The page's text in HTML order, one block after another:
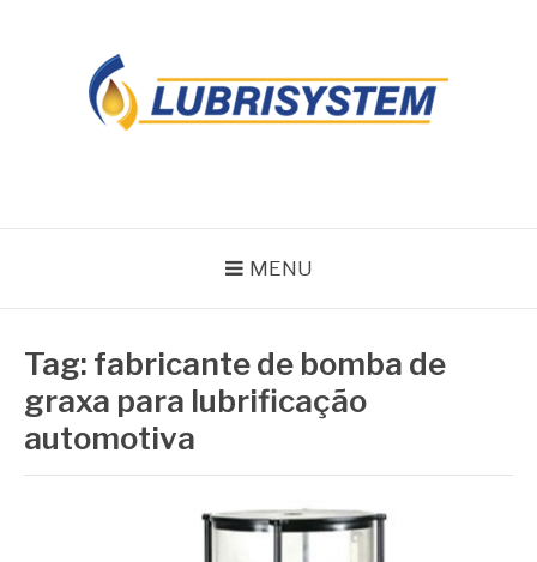
MENU
Tag: fabricante de bomba de
graxa para lubrificação
automotiva